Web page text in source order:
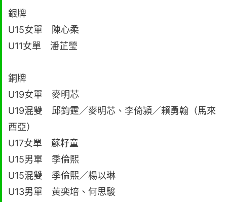
銀牌
U15女單 陳心柔
U11女單 潘芷瑩
銅牌
U19女單 麥明芯
U19混雙 邱鈞霆／麥明芯、李倚潁／賴勇翰（馬來
西亞）
U17女單 蘇籽童
U15男單 季倫熙
U15混雙 季倫熙／楊以琳
U13男單 黃奕培、何思駿